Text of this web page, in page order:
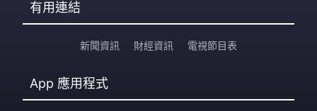
有用連結
新聞資訊 財經資訊 電視節目表
App 應用程式